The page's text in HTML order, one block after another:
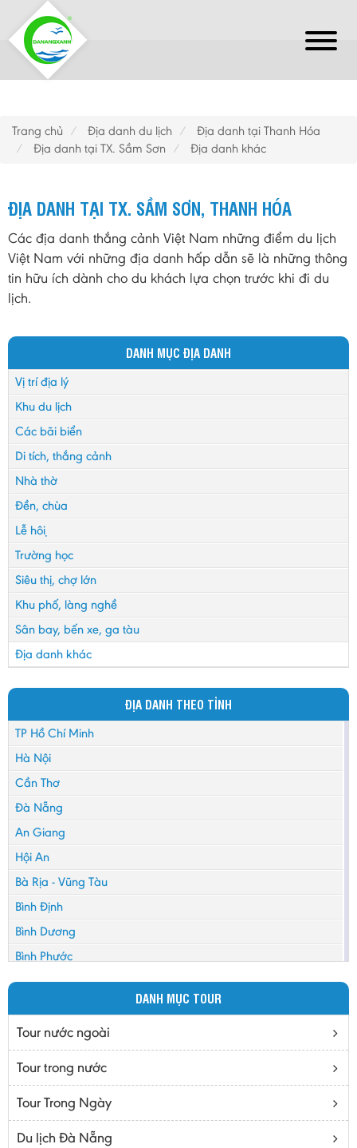
Trang chủ Địa danh du lịch
Địa danh tại Thanh Hóa
Địa danh tại TX. Sầm Sơn
Địa danh khác
ĐỊA DANH TẠI TX. SẦM SƠN, THANH HÓA
Các địa danh thắng cảnh Việt Nam những điểm du lịch
Việt Nam với những địa danh hấp dẫn sẽ là những thông
tin hữu ích dành cho du khách lựa chọn trước khi đi du
lịch.
DANH MỤC ĐỊA DANH
Vị trí địa lý
Khu du lịch
Các bãi biển
Di tích, thắng cảnh
Nhà thờ
Đền, chùa
Lễ hội
Trường học
Siêu thị, chợ lớn
Khu phố, làng nghề
Sân bay, bến xe, ga tàu
Địa danh khác
ĐỊA DANH THEO TỈNH
TP Hồ Chí Minh
Hà Nội
Cần Thơ
Đà Nẵng
An Giang
Hội An
Bà Rịa - Vũng Tàu
Bình Định
Bình Dương
Bình Phước
Bình Thuận
Bắc Giang
Bắc Ninh
Bến Tre
Cà mau
DANH MỤC TOUR
Tour nước ngoài
Tour trong nước
Tour Trong Ngày
Du lịch Đà Nẵng